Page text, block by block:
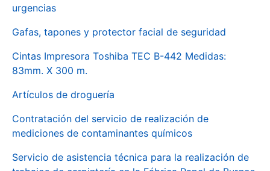
urgencias
Gafas, tapones y protector facial de seguridad
Cintas Impresora Toshiba TEC B-442 Medidas:
83mm. X 300 m.
Artículos de droguería
Contratación del servicio de realización de
mediciones de contaminantes químicos
Servicio de asistencia técnica para la realización de